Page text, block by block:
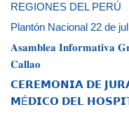
REGIONES DEL PERÚ
Plantón Nacional 22 de
𝐀𝐬𝐚𝐦𝐛𝐥𝐞𝐚 𝐈𝐧𝐟𝐨𝐫𝐦𝐚𝐭𝐢𝐯𝐚
𝐂𝐚𝐥𝐥𝐚𝐨
𝗖𝗘𝗥𝗘𝗠𝗢𝗡𝗜𝗔 𝗗𝗘
𝗠É𝗗𝗜𝗖𝗢 𝗗𝗘𝗟